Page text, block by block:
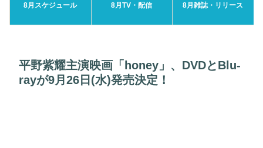
8月スケジュール 8月TV・配信 8月雑誌・リリース
平野紫耀主演映画「honey」、DVDとBlu-
rayが9月26日(水)発売決定！